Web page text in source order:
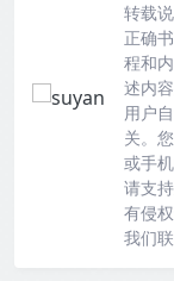
转载说
正确
程和
述内
用户
关。
或手
请支
有侵
我们